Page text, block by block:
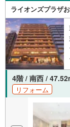
ライオンズプラザ
4階 / 南西 /
リフォーム